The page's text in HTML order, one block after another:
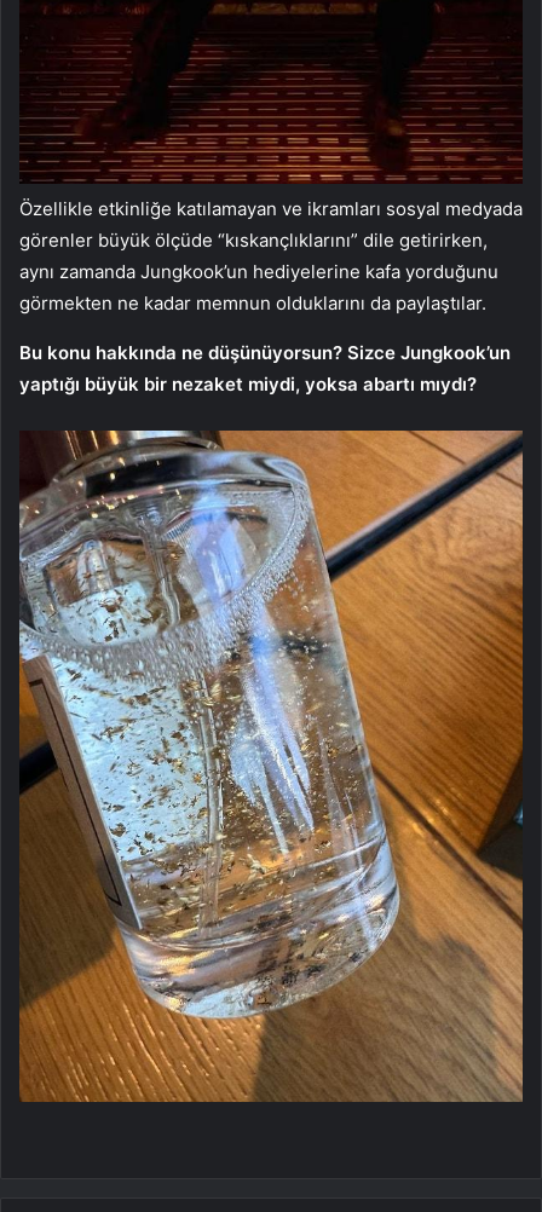
Özellikle etkinliğe katılamayan ve ikramları sosyal medyada
görenler büyük ölçüde “kıskançlıklarını” dile getirirken,
aynı zamanda Jungkook’un hediyelerine kafa yorduğunu
görmekten ne kadar memnun olduklarını da paylaştılar.
Bu konu hakkında ne düşünüyorsun? Sizce Jungkook’un
yaptığı büyük bir nezaket miydi, yoksa abartı mıydı?